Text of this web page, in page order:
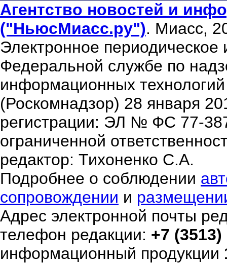
Агентство новостей и
("НьюсМиасс.ру"). Миасс,
Электронное периодическое
Федеральной службе по
информационных
(Роскомнадзор) 28 января
регистрации: ЭЛ № ФС 77-
ограниченной
редактор: Тихоненко С.А.
Подробнее о соблюдении
сопровождении и
Адрес электронной почты
телефон редакции: +7
информационный продукции